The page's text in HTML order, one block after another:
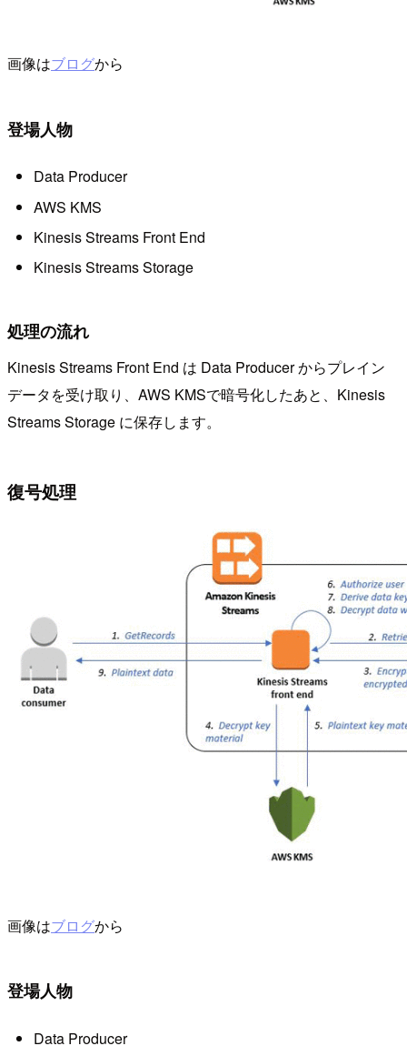
画像はブログから
登場人物
Data Producer
AWS KMS
Kinesis Streams Front End
Kinesis Streams Storage
処理の流れ
Kinesis Streams Front End は Data Producer からプレイン
データを受け取り、AWS KMSで暗号化したあと、Kinesis
Streams Storage に保存します。
復号処理
画像はブログから
登場人物
Data Producer